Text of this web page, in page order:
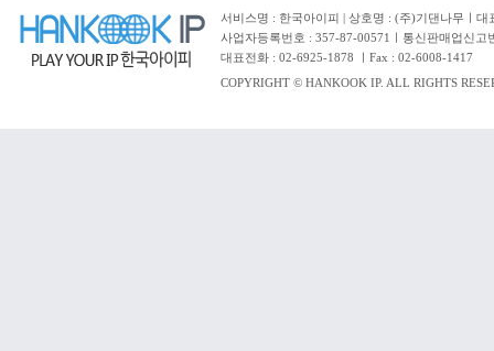
서비스명 : 한국아이피 | 상호명 : (주)기댄나무ㅣ
사업자등록번호 : 357-87-00571ㅣ통신판매업신고
대표전화 : 02-6925-1878 ㅣFax : 02-6008-1417
COPYRIGHT © HANKOOK IP. ALL RIGHTS